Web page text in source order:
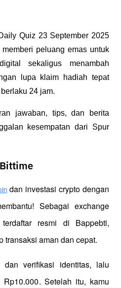
Quiz 23 September 2025
peluang emas untuk
sekaligus menambah
lupa klaim hadiah tepat
24 jam.
jawaban, tips, dan berita
kesempatan dari Spur
dan investasi crypto dengan
Sebagai exchange
resmi di Bappebti,
transaksi aman dan cepat.
dan verifikasi identitas, lalu
Setelah itu, kamu